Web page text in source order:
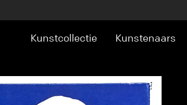
Kunstcollectie Kunstenaars